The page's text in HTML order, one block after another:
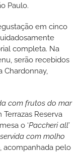
Paulo.
em cinco
completa. Na
serão recebidos
Chardonnay,
com frutos do mar
Reserva
o ‘Paccheri all’
com molho
acompanhada pelo